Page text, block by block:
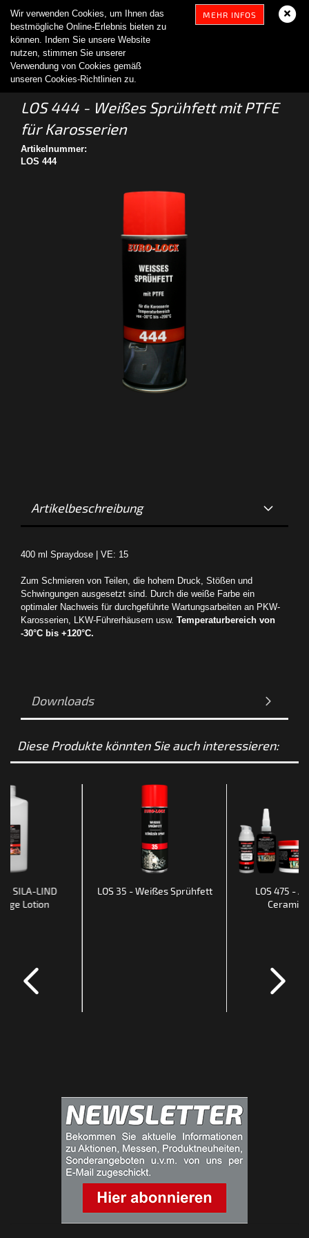
Wir verwenden Cookies, um Ihnen das
bestmögliche Online-Erlebnis bieten zu
können. Indem Sie unsere Website
nutzen, stimmen Sie unserer
Verwendung von Cookies gemäß
unseren Cookies-Richtlinien zu.
MEHR INFOS
LOS 444 - Weißes Sprühfett mit PTFE
für Karosserien
Artikelnummer:
LOS 444
Artikelbeschreibung
400 ml Spraydose | VE: 15
Zum Schmieren von Teilen, die hohem Druck, Stößen und
Schwingungen ausgesetzt sind. Durch die weiße Farbe ein
optimaler Nachweis für durchgeführte Wartungsarbeiten an PKW-
Karosserien, LKW-Führerhäusern usw. Temperaturbereich von
-30°C bis +120°C.
Downloads
Diese Produkte könnten Sie auch interessieren:
- SILA-LIND
Lotion
LOS 35 - Weißes Sprühfett
LOS 475 -
Ceramic